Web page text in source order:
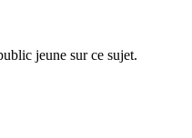
jeune sur ce sujet.